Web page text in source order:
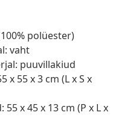
polüester)
vaht
puuvillakiud
x 55 x 3 cm (L x S x
x 45 x 13 cm (P x L x